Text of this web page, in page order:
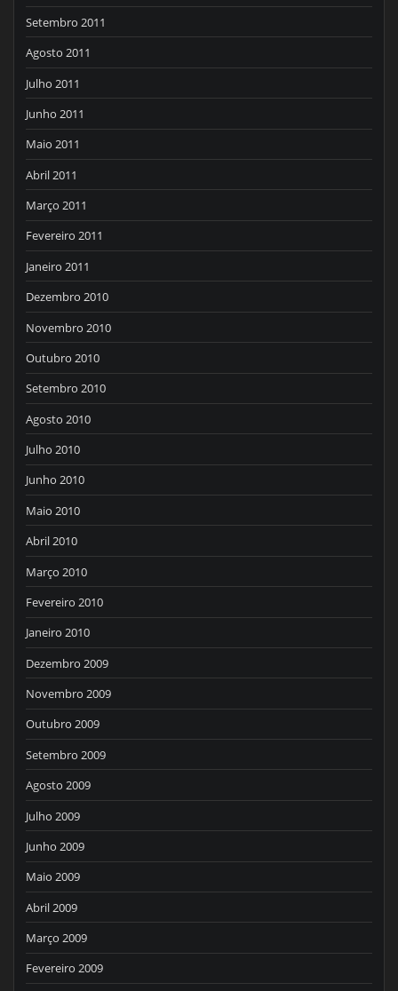
Setembro 2011
Agosto 2011
Julho 2011
Junho 2011
Maio 2011
Abril 2011
Março 2011
Fevereiro 2011
Janeiro 2011
Dezembro 2010
Novembro 2010
Outubro 2010
Setembro 2010
Agosto 2010
Julho 2010
Junho 2010
Maio 2010
Abril 2010
Março 2010
Fevereiro 2010
Janeiro 2010
Dezembro 2009
Novembro 2009
Outubro 2009
Setembro 2009
Agosto 2009
Julho 2009
Junho 2009
Maio 2009
Abril 2009
Março 2009
Fevereiro 2009